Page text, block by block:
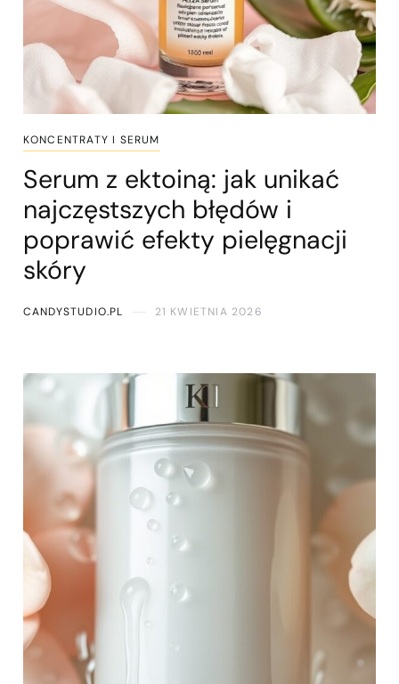
KONCENTRATY I SERUM
Serum z ektoiną: jak unikać
najczęstszych błędów i
poprawić efekty pielęgnacji
skóry
CANDYSTUDIO.PL 21 KWIETNIA 2026